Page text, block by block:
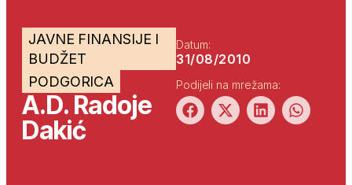
JAVNE FINANSIJE I
BUDŽET
PODGORICA
A.D. Radoje
Dakić
Datum:
31/08/2010
Podijeli na mrežama: